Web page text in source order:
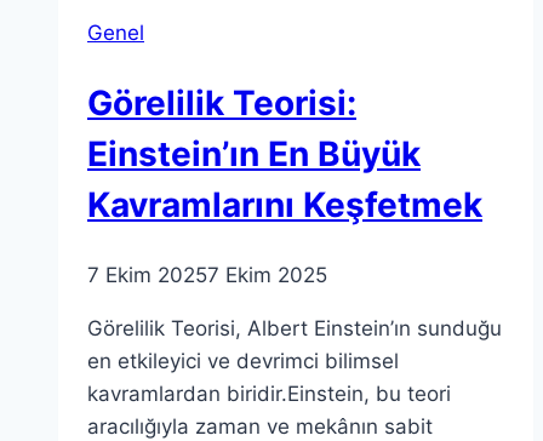
Genel
Görelilik Teorisi:
Einstein’ın En Büyük
Kavramlarını Keşfetmek
7 Ekim 20257 Ekim 2025
Görelilik Teorisi, Albert Einstein’ın sunduğu
en etkileyici ve devrimci bilimsel
kavramlardan biridir.Einstein, bu teori
aracılığıyla zaman ve mekânın sabit